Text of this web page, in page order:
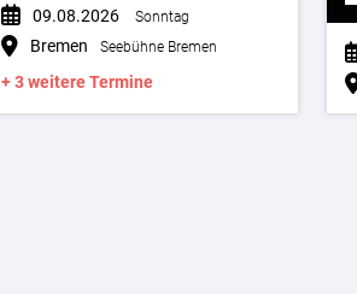
09.08.2026 Sonntag
Bremen Seebühne Bremen
+ 3 weitere Termine